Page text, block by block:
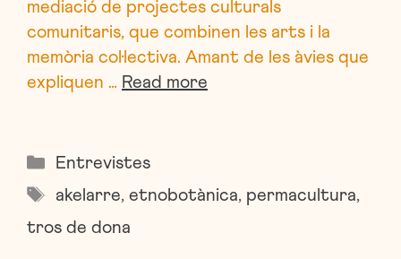
mediació de projectes culturals
comunitaris, que combinen les arts i la
memòria col·lectiva. Amant de les àvies que
expliquen … Read more
Categories
Entrevistes
Etiquetes
akelarre, etnobotànica, permacultura,
tros de dona